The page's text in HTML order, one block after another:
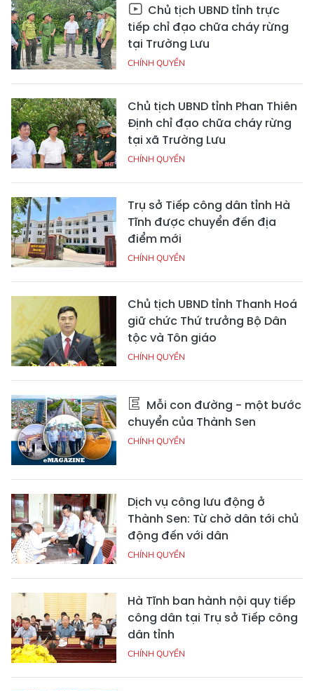
Chủ tịch UBND tỉnh trực
tiếp chỉ đạo chữa cháy rừng
tại Trường Lưu
CHÍNH QUYỀN
Chủ tịch UBND tỉnh Phan Thiên
Định chỉ đạo chữa cháy rừng
tại xã Trường Lưu
CHÍNH QUYỀN
Trụ sở Tiếp công dân tỉnh Hà
Tĩnh được chuyển đến địa
điểm mới
CHÍNH QUYỀN
Chủ tịch UBND tỉnh Thanh Hoá
giữ chức Thứ trưởng Bộ Dân
tộc và Tôn giáo
CHÍNH QUYỀN
Mỗi con đường - một bước
chuyển của Thành Sen
CHÍNH QUYỀN
Dịch vụ công lưu động ở
Thành Sen: Từ chờ dân tới chủ
động đến với dân
CHÍNH QUYỀN
Hà Tĩnh ban hành nội quy tiếp
công dân tại Trụ sở Tiếp công
dân tỉnh
CHÍNH QUYỀN